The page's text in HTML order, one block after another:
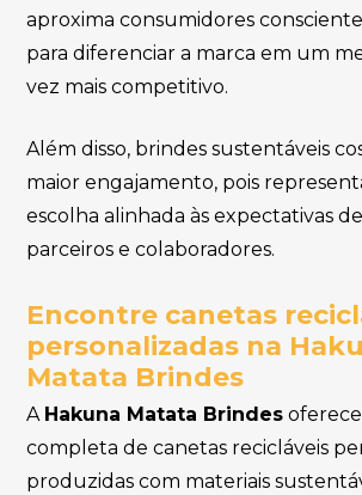
aproxima consumidores
para diferenciar a marca em um
vez mais competitivo.
Além disso, brindes sustentáveis
maior engajamento, pois
escolha alinhada às expectativas
parceiros e colaboradores.
Encontre canetas
personalizadas na
Matata Brindes
A Hakuna Matata Brindes
completa de canetas recicláveis
produzidas com materiais